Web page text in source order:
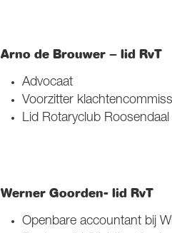
Arno de Brouwer – lid RvT
Advocaat
Voorzitter
Lid Rotaryclub
Werner Goorden- lid RvT
Openbare accountant bij